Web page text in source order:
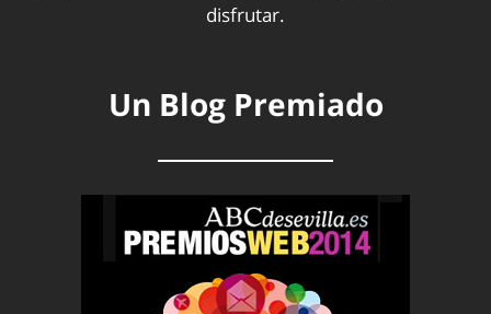
disfrutar.
Un Blog Premiado